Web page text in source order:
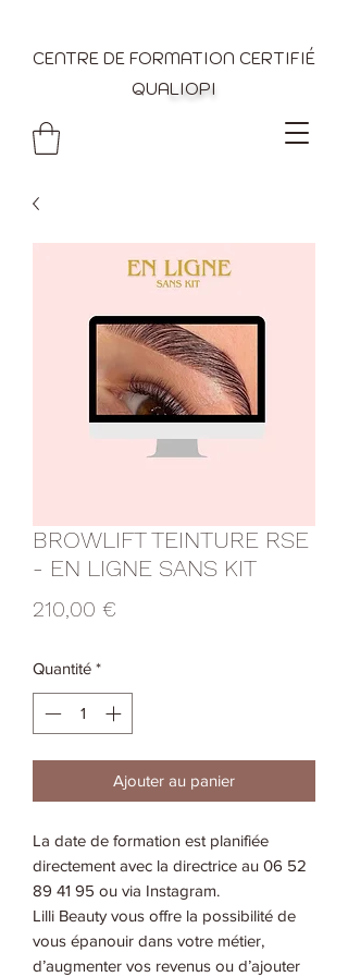
CENTRE DE FORMATION CERTIFIÉ
QUALIOPI
BROWLIFT TEINTURE RSE
- EN LIGNE SANS KIT
210,00 €
Quantité *
Ajouter au panier
La date de formation est planifiée
directement avec la directrice au 06 52
89 41 95 ou via Instagram.
Lilli Beauty vous offre la possibilité de
vous épanouir dans votre métier,
d’augmenter vos revenus ou d’ajouter